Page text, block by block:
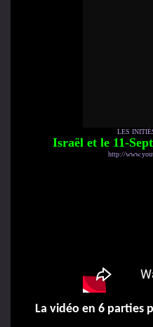
LES
Israël et le 11-
http://
La vidéo en 6 parties